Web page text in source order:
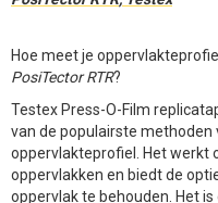
Hoe meet je
PosiTector RTR?
Testex Press-O-Film
van de populairste methoden
oppervlakteprofiel. Het werkt
oppervlakken en biedt de
oppervlak te behouden. Het